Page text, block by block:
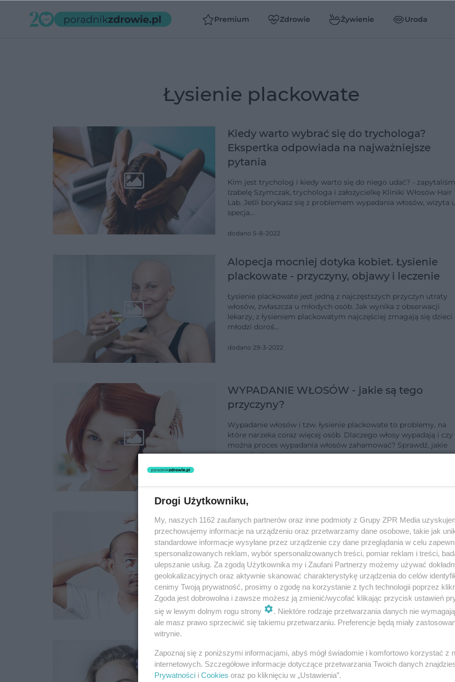
Premium Zdrowie Żywienie Uroda
łysienie plackowate
Kiedy warto wybrać się do trychologa?
Ekspertka odpowiada na najważniejsze
pytania
Kim jest trycholog i kiedy warto się do niego udać? -
Izabelę Szymczak, trychologa i założycielkę Kliniki Włosów Hair
Lab. Jeśli borykasz się z problemem wypadania włosów, wizyta
specja…
dodano 5-8-2022
Alopecja mocniej dotyka kobiet. Łysienie
plackowate - przyczyny, objawy i leczenie
Łysienie plackowate jest jedną z najczęstszych przyczyn utraty
włosów, zwłaszcza u młodych osób. Jak wynika z obserwacji
lekarzy, z łysieniem plackowatym najczęściej zmagają się dzieci
młodzi doroś…
dodano 29-3-2022
WYPADANIE WŁOSÓW - jakie są tego
przyczyny?
Wypadanie włosów i tzw. łysienie plackowate to problemy, na
które narzeka coraz więcej osób. Dlaczego włosy wypadają i czy
można proces wypadania włosów zahamować? Sprawdź, jakie
mogą być przyczyny n…
ŁYSIENIE. Wszystko, co należy wiedzieć o
rodzajach i leczeniu łysienia
Włosy są niczym czuły barometr, reagujący na każde
równowagi w organizmie. Dlatego gdy wypadają, trzeba
potraktować to poważnie - to sygnał ostrzegawczy, który
świadczy o tym, że w naszym …
dodano 27-3-2017
MEZOTERAPIA skóry głowy przeciwdziała
WYPADANIU WŁOSÓW
Drogi Użytkowniku,
My, naszych 1162 zaufanych partnerów oraz inne podmioty z Grupy ZPR Media
przechowujemy informacje na urządzeniu oraz przetwarzamy dane osobowe, takie jak
standardowe informacje wysyłane przez urządzenie czy dane przeglądania w celu
spersonalizowanych reklam, wybór spersonalizowanych treści, pomiar reklam i treści,
ulepszanie usług. Za zgodą Użytkownika my i Zaufani Partnerzy możemy używać
geolokalizacyjnych oraz aktywnie skanować charakterystykę urządzenia do celów
cenimy Twoją prywatność, prosimy o zgodę na korzystanie z tych technologii poprzez
Zgoda jest dobrowolna i zawsze możesz ją zmienić/wycofać klikając przycisk ustawień
się w lewym dolnym rogu strony
. Niektóre rodzaje przetwarzania danych nie
ale masz prawo sprzeciwić się takiemu przetwarzaniu. Preferencje będą miały
witrynie.
Zapoznaj się z poniższymi informacjami, abyś mógł świadomie i komfortowo korzystać z
internetowych. Szczegółowe informacje dotyczące przetwarzania Twoich danych
Prywatności i Cookies oraz po kliknięciu w „Ustawienia”.